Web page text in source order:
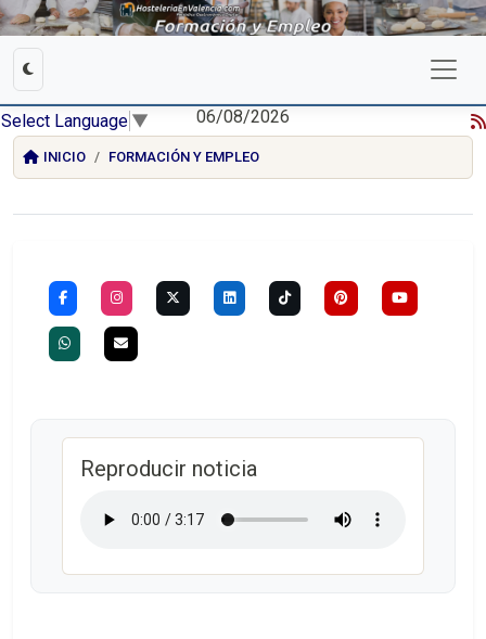
Select Language ▼ 06/08/2026
INICIO FORMACIÓN Y EMPLEO
Reproducir noticia